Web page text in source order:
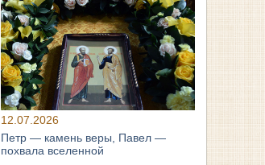
12.07.2026
Петр — камень веры, Павел —
похвала вселенной